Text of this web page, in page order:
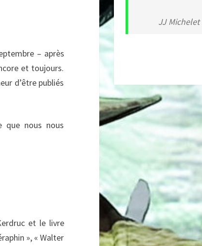
– après
et toujours.
d’être publiés
que nous nous
et le livre
», « Walter
JJ Michelet